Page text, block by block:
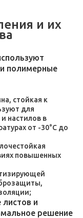
и их
полимерные
стойкая к
для
настилов в
от -30°C до
повышенных
и
решение